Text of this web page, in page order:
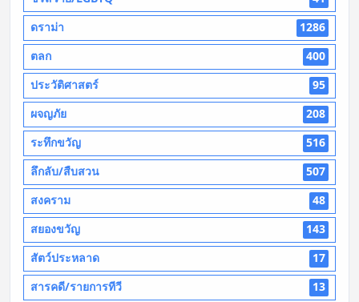
ดราม่า
1286
ตลก
400
ประวัติศาสตร์
95
ผจญภัย
208
ระทึกขวัญ
516
ลึกลับ/สืบสวน
507
สงคราม
48
สยองขวัญ
143
สัตว์ประหลาด
17
สารคดี/รายการทีวี
13